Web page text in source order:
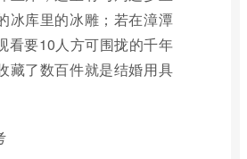
冰库里的冰雕；若在漳潭
看要10人方可围拢的千年
藏了数百件就是结婚用具